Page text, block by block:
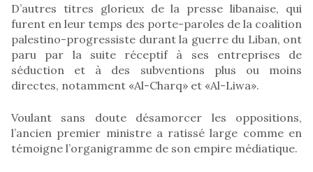
D’autres titres glorieux de la presse libanaise, qui
furent en leur temps des porte-paroles de la coalition
palestino-progressiste durant la guerre du Liban, ont
paru par la suite réceptif à ses entreprises de
séduction et à des subventions plus ou moins
directes, notamment «Al-Charq» et «Al-Liwa».
Voulant sans doute désamorcer les oppositions,
l’ancien premier ministre a ratissé large comme en
témoigne l’organigramme de son empire médiatique.